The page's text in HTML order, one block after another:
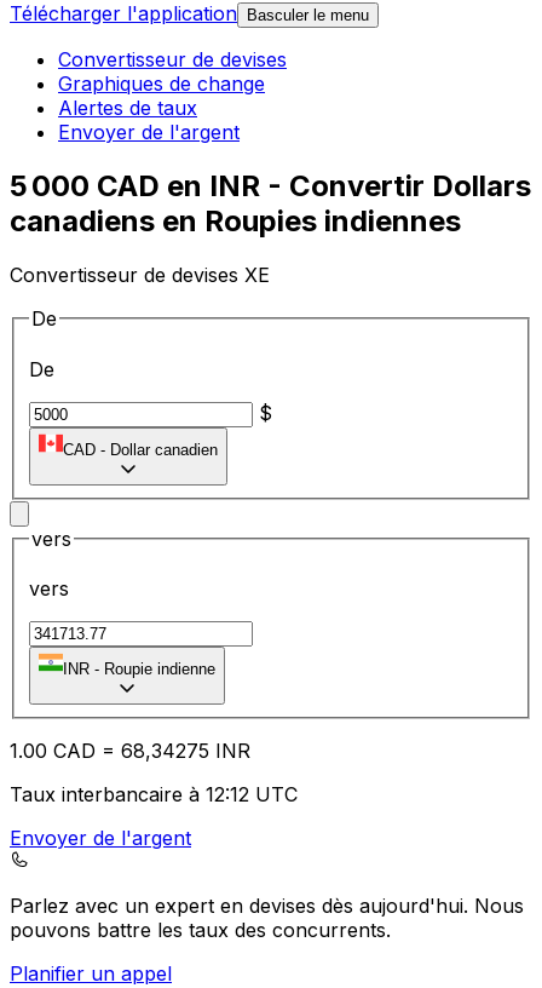
Télécharger l'application
Basculer le menu
Convertisseur de devises
Graphiques de change
Alertes de taux
Envoyer de l'argent
5 000 CAD en INR - Convertir Dollars
canadiens en Roupies indiennes
Convertisseur de devises XE
De
De
$
CAD - Dollar canadien
vers
vers
INR - Roupie indienne
1.00 CAD = 68,34275 INR
Taux interbancaire à 12:12 UTC
Envoyer de l'argent
Parlez avec un expert en devises dès aujourd'hui. Nous
pouvons battre les taux des concurrents.
Planifier un appel